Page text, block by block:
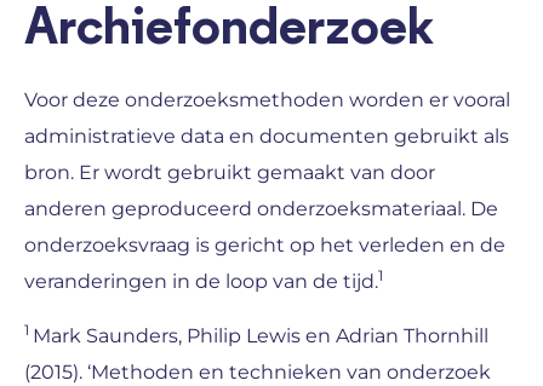
Archiefonderzoek
Voor deze onderzoeksmethoden worden er vooral
administratieve data en documenten gebruikt als
bron. Er wordt gebruikt gemaakt van door
anderen geproduceerd onderzoeksmateriaal. De
onderzoeksvraag is gericht op het verleden en de
veranderingen in de loop van de tijd.1
1 Mark Saunders, Philip Lewis en Adrian Thornhill
(2015). ‘Methoden en technieken van onderzoek